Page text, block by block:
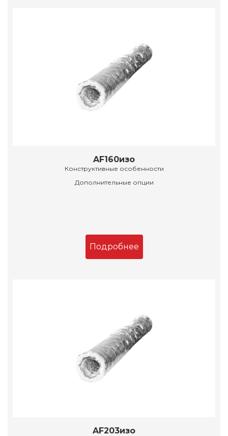
AF160изо
Конструктивные особенности
Дополнительные опции
Подробнее
AF203изо